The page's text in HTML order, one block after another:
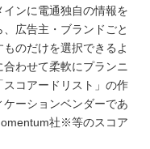
ンに電通独自の情報を
広告主・ブランドごと
のだけを選択できるよ
わせて柔軟にプランニ
コアードリスト」の作
ーションベンダーであ
社※等のスコア